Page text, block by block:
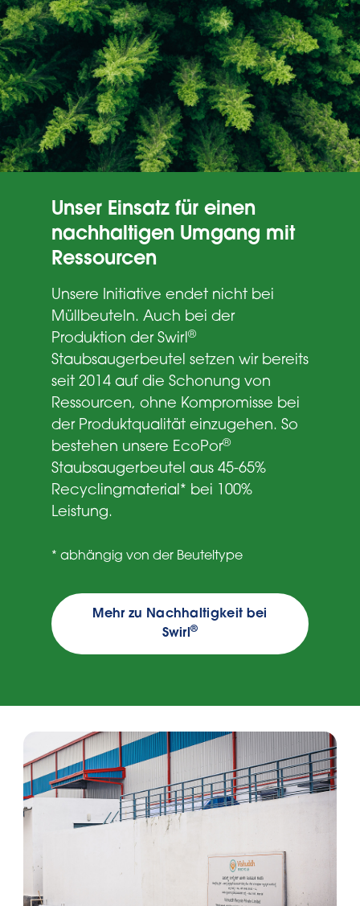
Unser Einsatz für einen
nachhaltigen Umgang mit
Ressourcen
Unsere Initiative endet nicht bei
Müllbeuteln. Auch bei der
Produktion der Swirl®
Staubsaugerbeutel setzen wir bereits
seit 2014 auf die Schonung von
Ressourcen, ohne Kompromisse bei
der Produktqualität einzugehen. So
bestehen unsere EcoPor®
Staubsaugerbeutel aus 45-65%
Recyclingmaterial* bei 100%
Leistung.
* abhängig von der Beuteltype
Mehr zu Nachhaltigkeit bei
Swirl®